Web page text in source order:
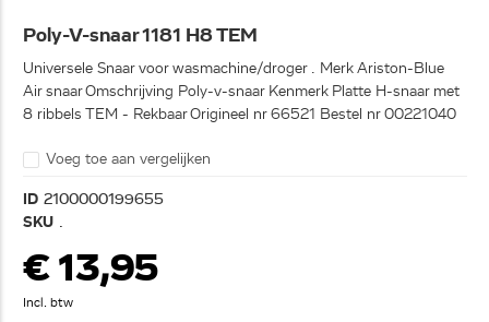
Poly-V-snaar 1181 H8 TEM
Universele Snaar voor wasmachine/droger . Merk Ariston-Blue
Air snaar Omschrijving Poly-v-snaar Kenmerk Platte H-snaar met
8 ribbels TEM - Rekbaar Origineel nr 66521 Bestel nr 00221040
Voeg toe aan vergelijken
ID 2100000199655
SKU .
€ 13,95
Incl. btw